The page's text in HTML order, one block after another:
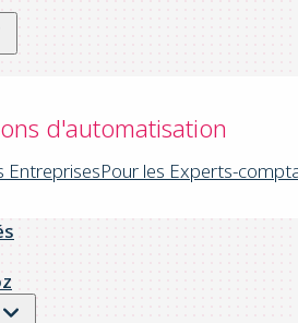
d'automatisation
EntreprisesPour les Experts-